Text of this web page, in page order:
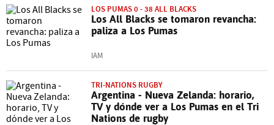
LOS PUMAS 0 - 38 ALL BLACKS
Los All Blacks se tomaron revancha:
paliza a Los Pumas
IAM
TRI-NATIONS RUGBY
Argentina - Nueva Zelanda: horario,
TV y dónde ver a Los Pumas en el Tri
Nations de rugby